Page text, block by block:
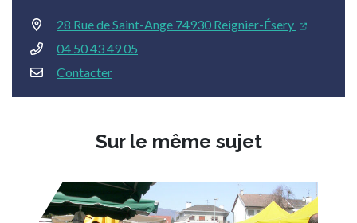
28 Rue de Saint-Ange 74930 Reignier-Ésery
04 50 43 49 05
Contacter
Sur le même sujet